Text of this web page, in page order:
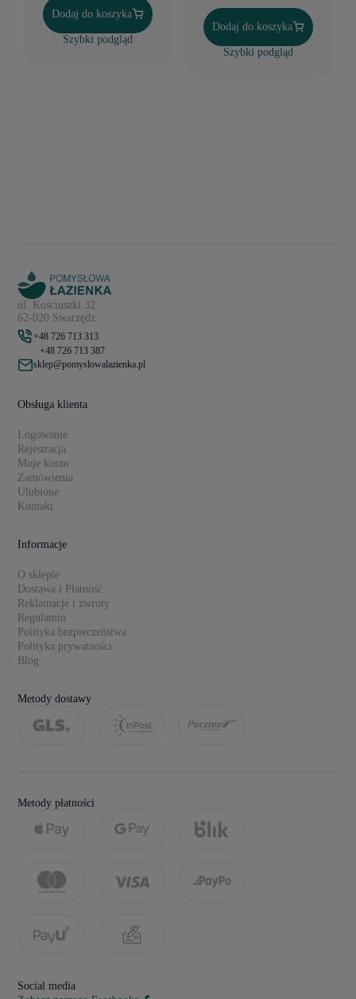
Dodaj do koszyka
Szybki podgląd
Dodaj do koszyka
Szybki podgląd
ul. Kościuszki 32
62-020 Swarzędz
+48 726 713 313
+48 726 713 387
sklep@pomyslowalazienka.pl
Obsługa klienta
Logowanie
Rejestracja
Moje konto
Zamówienia
Ulubione
Kontakt
Informacje
O sklepie
Dostawa i Płatność
Reklamacje i zwroty
Regulamin
Polityka bezpieczeństwa
Polityka prywatności
Blog
Metody dostawy
Metody płatności
Social media